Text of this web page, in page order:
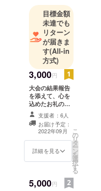
目標金額
未達でも
リターン
が届きま
す(All-in
方式)
3,000円
大会の結果報告
を添えて、心を
込めたお礼の
メールを送らせ
ていただきま
す。
支援者：6人
お届け予定：
2022年09月
詳細を見る
こ
の
リ
タ
ー
ン
を
選
択
す
る
5,000円